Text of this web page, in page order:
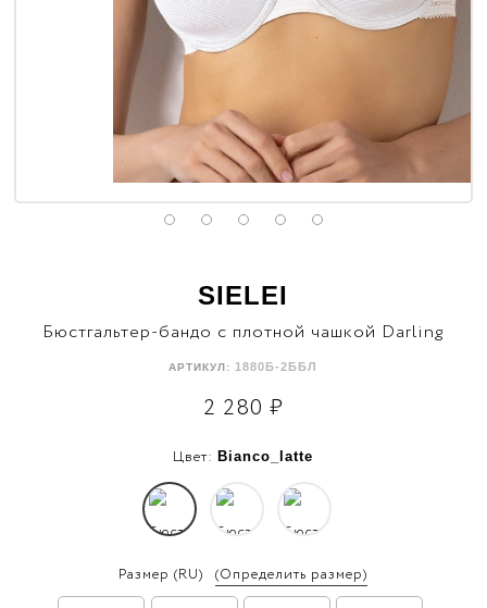
SIELEI
Бюстгальтер-бандо с плотной чашкой Darling
АРТИКУЛ: 1880Б-2ББЛ
2 280 ₽
Цвет:Bianco_latte
Размер (RU) (Определить размер)